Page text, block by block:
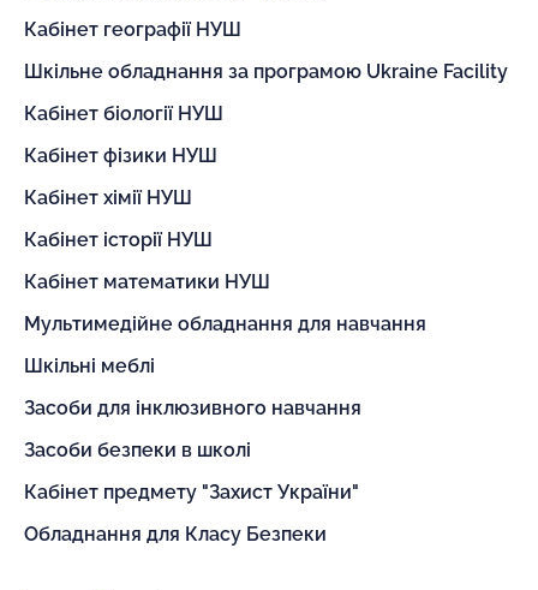
Кабінет географії НУШ
Шкільне обладнання за програмою Ukraine Facility
Кабінет біології НУШ
Кабінет фізики НУШ
Кабінет хімії НУШ
Кабінет історії НУШ
Кабінет математики НУШ
Мультимедійне обладнання для навчання
Шкільні меблі
Засоби для інклюзивного навчання
Засоби безпеки в школі
Кабінет предмету "Захист України"
Обладнання для Класу Безпеки